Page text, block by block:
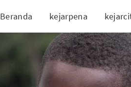
Beranda kejarpena